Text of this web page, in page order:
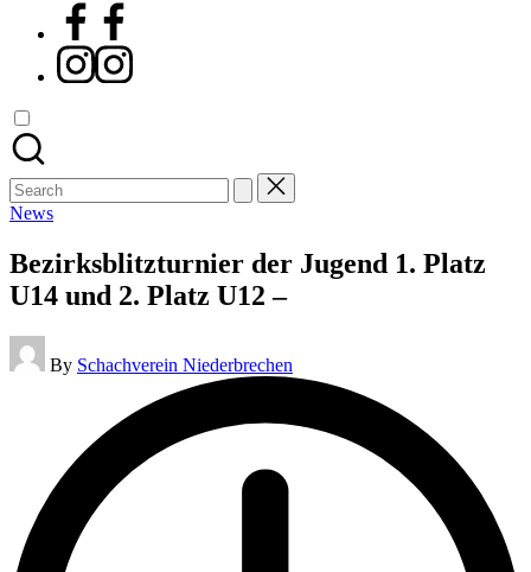
Facebook
Instagram
Search
for:
Posted
News
Bezirksblitzturnier der Jugend 1. Platz
U14 und 2. Platz U12 –
Posted
by
By Schachverein Niederbrechen